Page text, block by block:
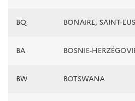
BQ BONAIRE, SAINT-
BA BOSNIE-
BW BOTSWANA